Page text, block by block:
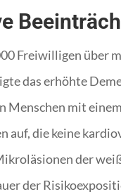
Freiwilligen über
das erhöhte
mit
auf, die keine
der
der